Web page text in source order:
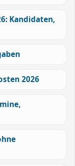
Kandidaten,
2026